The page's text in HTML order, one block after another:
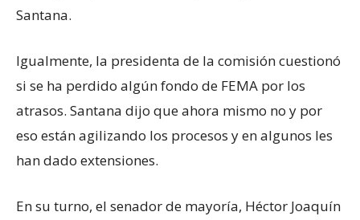
Santana.
Igualmente, la presidenta de la comisión cuestionó
si se ha perdido algún fondo de FEMA por los
atrasos. Santana dijo que ahora mismo no y por
eso están agilizando los procesos y en algunos les
han dado extensiones.
En su turno, el senador de mayoría, Héctor Joaquín